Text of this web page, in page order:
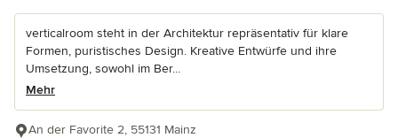
verticalroom steht in der Architektur repräsentativ für klare
Formen, puristisches Design. Kreative Entwürfe und ihre
Umsetzung, sowohl im Ber...
Mehr
An der Favorite 2, 55131 Mainz